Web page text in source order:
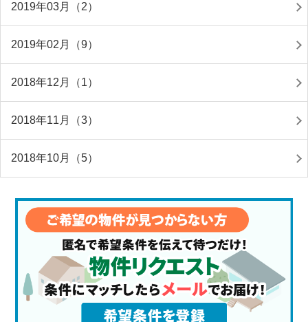
2019年03月（2）
2019年02月（9）
2018年12月（1）
2018年11月（3）
2018年10月（5）